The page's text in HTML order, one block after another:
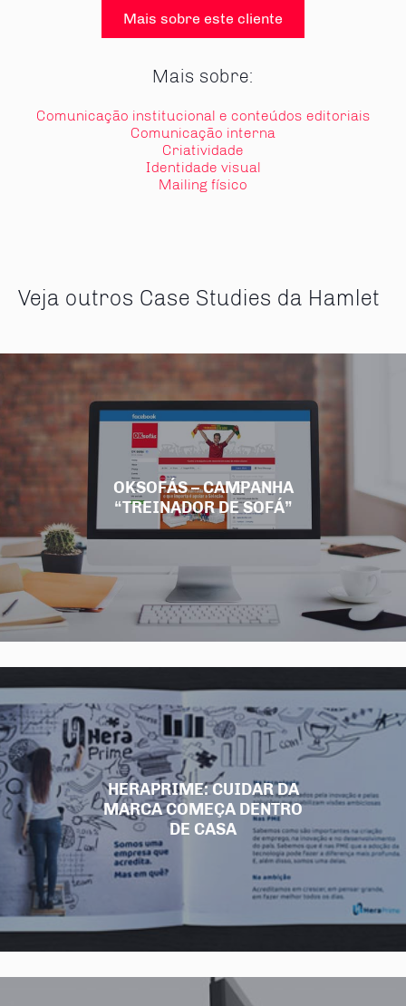
Mais sobre este cliente
Mais sobre:
Comunicação institucional e conteúdos editoriais
Comunicação interna
Criatividade
Identidade visual
Mailing físico
Veja outros Case Studies da Hamlet
OKSOFÁS – CAMPANHA
“TREINADOR DE SOFÁ”
HERAPRIME: CUIDAR DA
MARCA COMEÇA DENTRO
DE CASA